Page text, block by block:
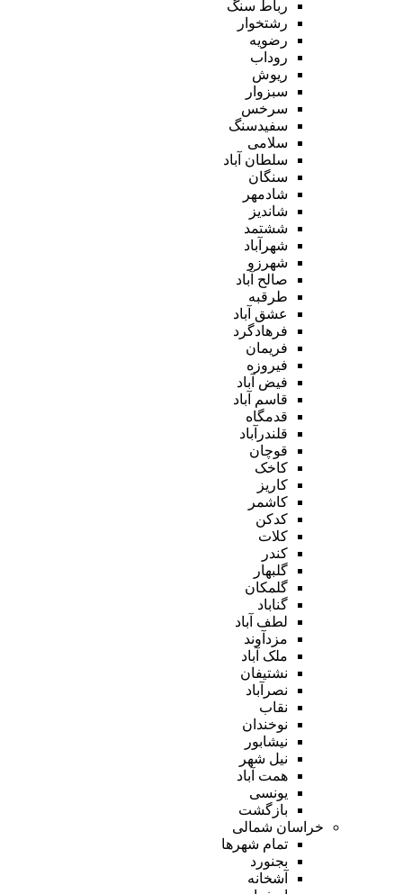
رباط سنگ
رشتخوار
رضویه
روداب
ریوش
سبزوار
سرخس
سفیدسنگ
سلامی
سلطان آباد
سنگان
شادمهر
شاندیز
ششتمد
شهرآباد
شهرزو
صالح آباد
طرقبه
عشق آباد
فرهادگرد
فریمان
فیروزه
فیض آباد
قاسم آباد
قدمگاه
قلندرآباد
قوچان
کاخک
کاریز
کاشمر
کدکن
کلات
کندر
گلبهار
گلمکان
گناباد
لطف آباد
مزدآوند
ملک آباد
نشتیفان
نصرآباد
نقاب
نوخندان
نیشابور
نیل شهر
همت آباد
یونسی
بازگشت
خراسان شمالی
تمام شهر‌ها
بجنورد
آشخانه